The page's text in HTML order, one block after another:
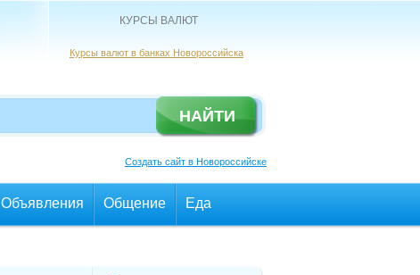
КУРСЫ ВАЛЮТ
Курсы валют в банках Новороссийска
Создать сайт в Новороссийске
Объявления Общение Еда